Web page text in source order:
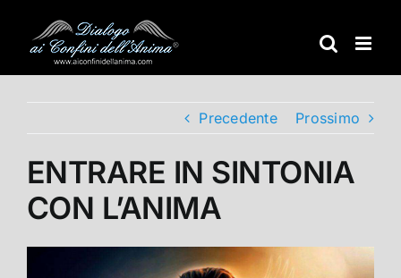
contenuto
Precedente Prossimo
ENTRARE IN SINTONIA
CON L’ANIMA